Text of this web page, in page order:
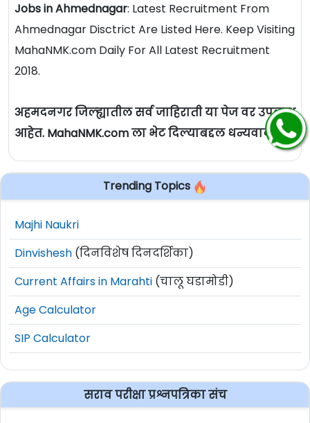
Jobs in Ahmednagar: Latest Recruitment From
Ahmednagar Disctrict Are Listed Here. Keep Visiting
MahaNMK.com Daily For All Latest Recruitment
2018.
अहमदनगर जिल्ह्यातील सर्व जाहिराती या पेज वर उपलब्ध
आहेत. MahaNMK.com ला भेट दिल्याबद्दल धन्यवाद.
Trending Topics
Majhi Naukri
Dinvishesh (दिनविशेष दिनदर्शिका)
Current Affairs in Marahti (चालू घडामोडी)
Age Calculator
SIP Calculator
सराव परीक्षा प्रश्नपत्रिका संच